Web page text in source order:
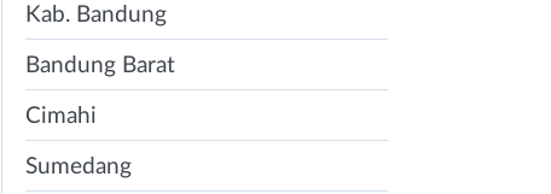
Kab. Bandung
Bandung Barat
Cimahi
Sumedang